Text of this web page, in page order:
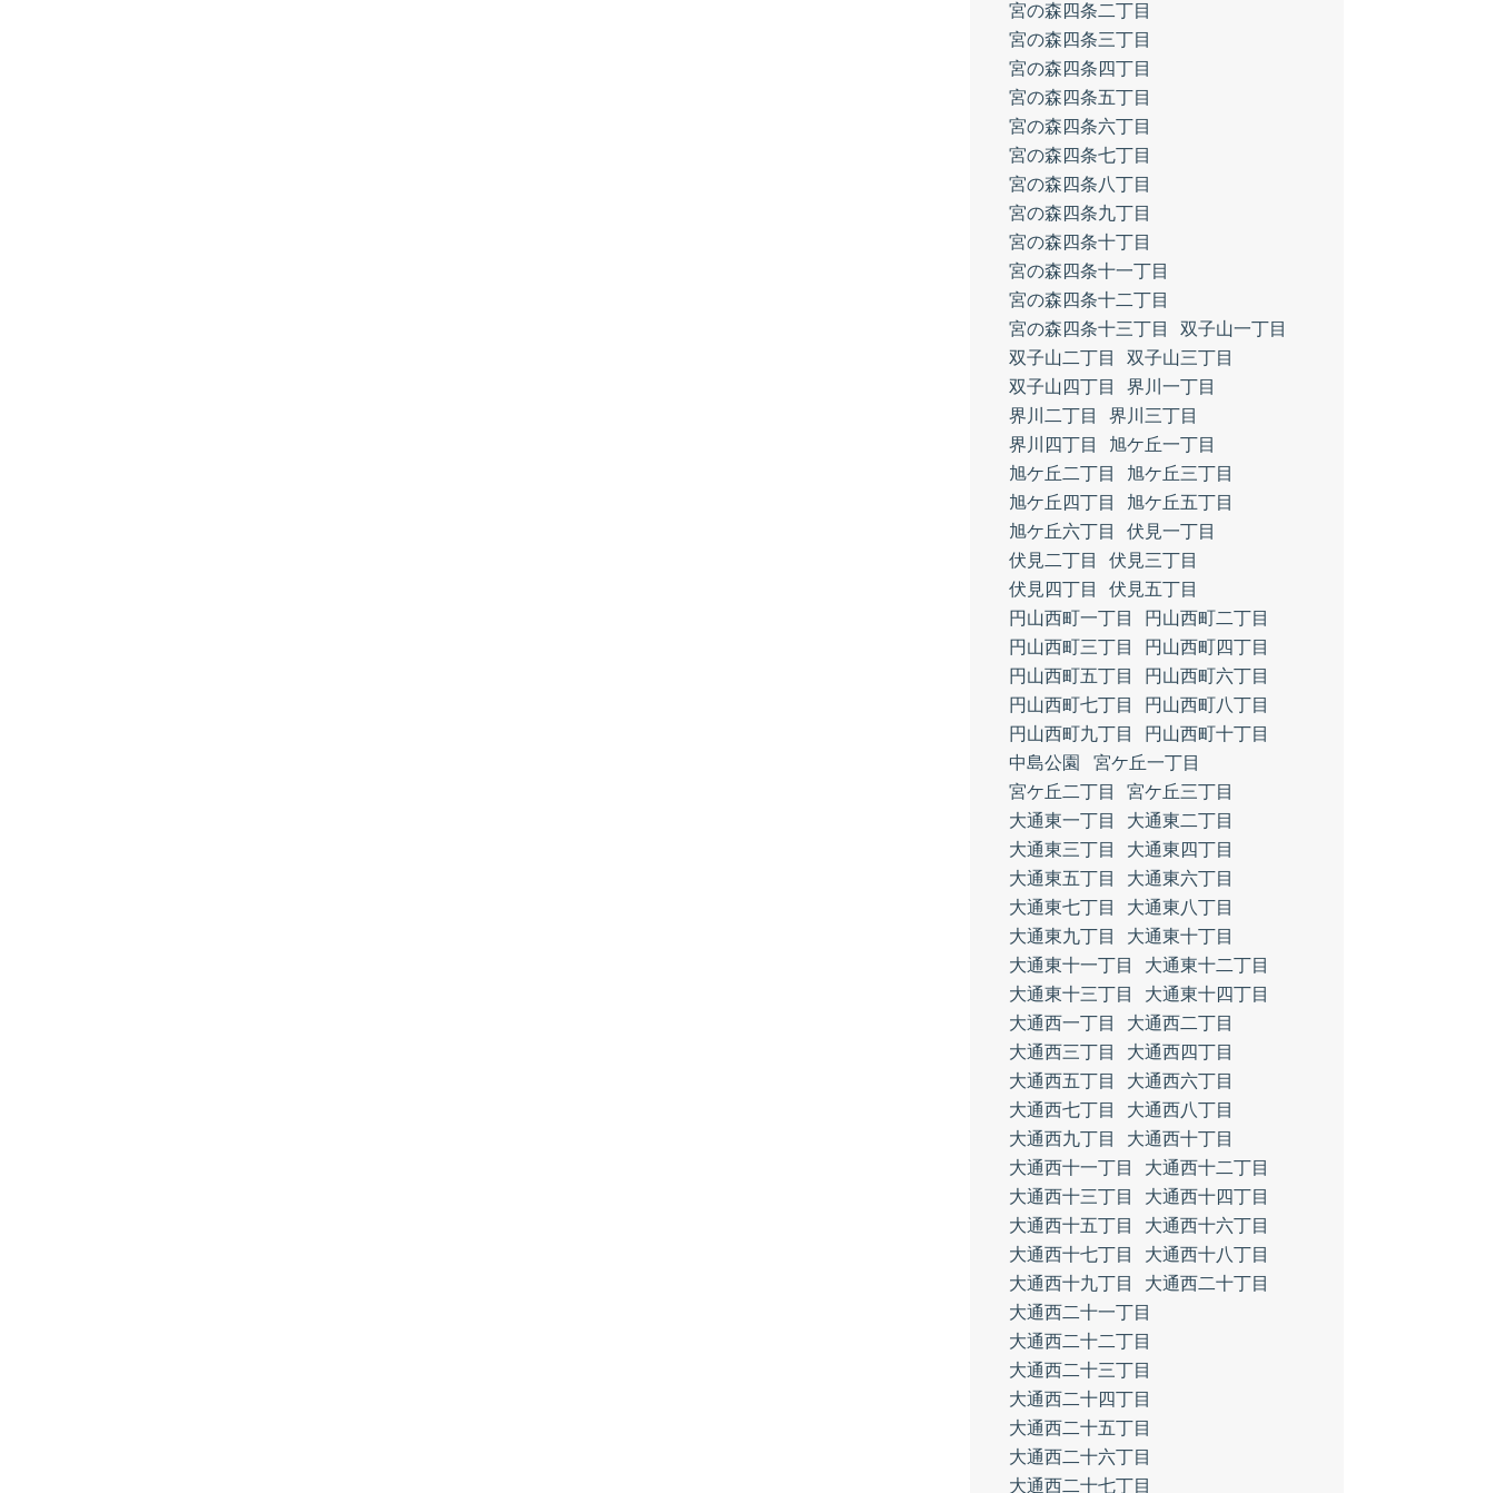
宮の森四条二丁目
宮の森四条三丁目
宮の森四条四丁目
宮の森四条五丁目
宮の森四条六丁目
宮の森四条七丁目
宮の森四条八丁目
宮の森四条九丁目
宮の森四条十丁目
宮の森四条十一丁目
宮の森四条十二丁目
宮の森四条十三丁目
双子山一丁目
双子山二丁目
双子山三丁目
双子山四丁目
界川一丁目
界川二丁目
界川三丁目
界川四丁目
旭ケ丘一丁目
旭ケ丘二丁目
旭ケ丘三丁目
旭ケ丘四丁目
旭ケ丘五丁目
旭ケ丘六丁目
伏見一丁目
伏見二丁目
伏見三丁目
伏見四丁目
伏見五丁目
円山西町一丁目
円山西町二丁目
円山西町三丁目
円山西町四丁目
円山西町五丁目
円山西町六丁目
円山西町七丁目
円山西町八丁目
円山西町九丁目
円山西町十丁目
中島公園
宮ケ丘一丁目
宮ケ丘二丁目
宮ケ丘三丁目
大通東一丁目
大通東二丁目
大通東三丁目
大通東四丁目
大通東五丁目
大通東六丁目
大通東七丁目
大通東八丁目
大通東九丁目
大通東十丁目
大通東十一丁目
大通東十二丁目
大通東十三丁目
大通東十四丁目
大通西一丁目
大通西二丁目
大通西三丁目
大通西四丁目
大通西五丁目
大通西六丁目
大通西七丁目
大通西八丁目
大通西九丁目
大通西十丁目
大通西十一丁目
大通西十二丁目
大通西十三丁目
大通西十四丁目
大通西十五丁目
大通西十六丁目
大通西十七丁目
大通西十八丁目
大通西十九丁目
大通西二十丁目
大通西二十一丁目
大通西二十二丁目
大通西二十三丁目
大通西二十四丁目
大通西二十五丁目
大通西二十六丁目
大通西二十七丁目